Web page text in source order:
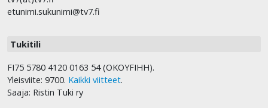
etunimi.sukunimi@tv7.fi
Tukitili
FI75 5780 4120 0163 54 (OKOYFIHH).
Yleisviite: 9700. Kaikki viitteet.
Saaja: Ristin Tuki ry